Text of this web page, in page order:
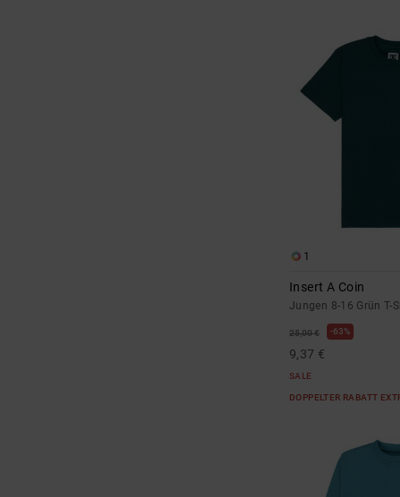
1
Insert A Coin
Jungen 8-16 Grün T-
25,00 € 63%
9,37 €
SALE
DOPPELTER RABATT